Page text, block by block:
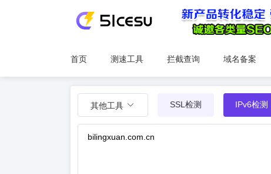
首页 测速工具 拦截查询 域名备案
其他工具 SSL检测 IPv6检测